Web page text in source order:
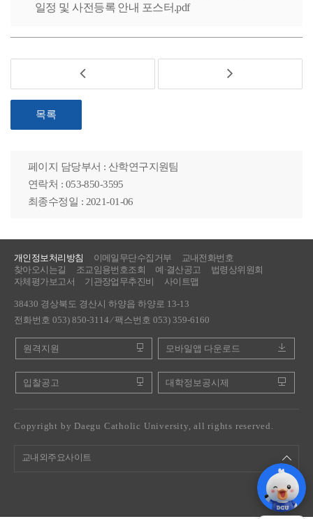
일정 및 사전등록 안내 포스터.pdf
목록
페이지 담당부서 : 산학연구지원팀
연락처 : 053-850-3595
최종수정일 : 2021-01-06
개인정보처리방침 이메일무단수집거부
교내전화번호
찾아오시는길
조교임용번호조회 예·결산공고
법령상위원회
자체평가보고서
기관장업무추진비 사이트맵
38430 경상북도 경산시 하양읍 하양로 13-13
전화번호 053) 850-3114 ⁄ 팩스번호 053) 359-6160
원격지원 모바일앱 다운로드
입찰공고 대학정보공시제
Copyright by Daegu Catholic University, all rights reserved.
교내외주요사이트